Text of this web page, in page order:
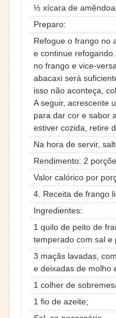
½ xícara de
Preparo:
Refogue o frango no
e continue
no frango e vice-
abacaxi será
isso não aconteça,
A seguir, acrescente
para dar cor e sabor
estiver cozida, retire
Na hora de servir,
Rendimento: 2
Valor calórico por
4. Receita de frango
Ingredientes:
1 quilo de peito de
temperado com sal e
3 maçãs lavadas,
e deixadas de molho
1 colher de
1 fio de azeite;